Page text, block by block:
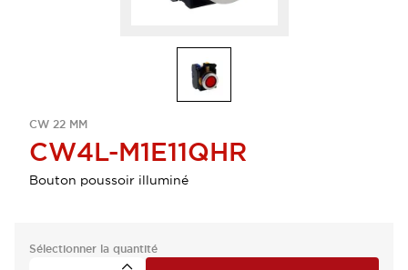
CW 22 MM
CW4L-M1E11QHR
Bouton poussoir illuminé
Sélectionner la quantité